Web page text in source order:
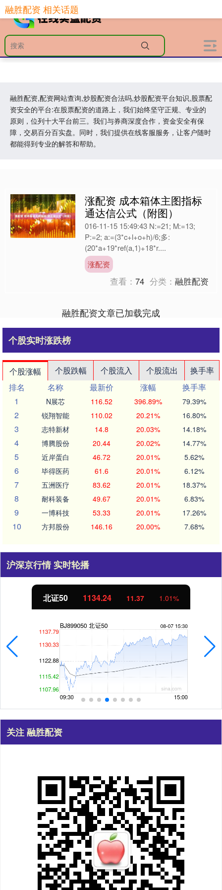
融胜配资,配资网站查询,炒股配资合法吗,炒股配资平台知识,股票配
资安全的平台:在股票配资的道路上，我们始终坚守正规、专业的
原则，位列十大平台前三。我们与券商深度合作，资金安全有保
障，交易百分百实盘。同时，我们提供在线客服服务，让客户随时
都能得到专业的解答和帮助。
融胜配资 相关话题
涨配资 成本箱体主图指标
通达信公式（附图）
016-11-15 15:49:43 N:=21; M:=13;
P:=2; a:=(3*c+l+o+h)/6;多:
(20*a+19*ref(a,1)+18*r....
涨配资
查看：74 分类：融胜配资
融胜配资文章已加载完成
个股实时涨跌榜
个股涨幅 个股跌幅 个股流入 个股流出
换手率
排名
名称 最新价 涨幅
换手率
1
N展芯 116.52 396.89% 79.39%
2 锐翔智能 110.02 20.21% 16.80%
3 志特新材 14.8 20.03% 14.18%
4 博腾股份 20.44 20.02% 14.77%
5 近岸蛋白 46.72 20.01% 5.62%
6 毕得医药 61.6 20.01% 6.12%
7 五洲医疗 83.62 20.01% 18.37%
8 耐科装备 49.67 20.01% 6.83%
9 一博科技 53.33 20.01% 17.26%
10 方邦股份 146.16 20.00% 7.68%
沪深京行情 实时轮播
北证50 1134.24 11.37 1.01%
关注 融胜配资